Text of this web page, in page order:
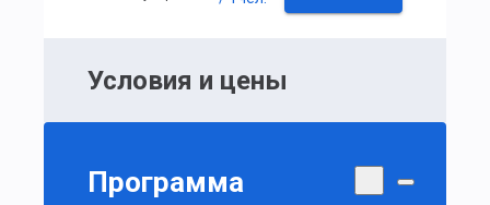
Условия и цены
Программа